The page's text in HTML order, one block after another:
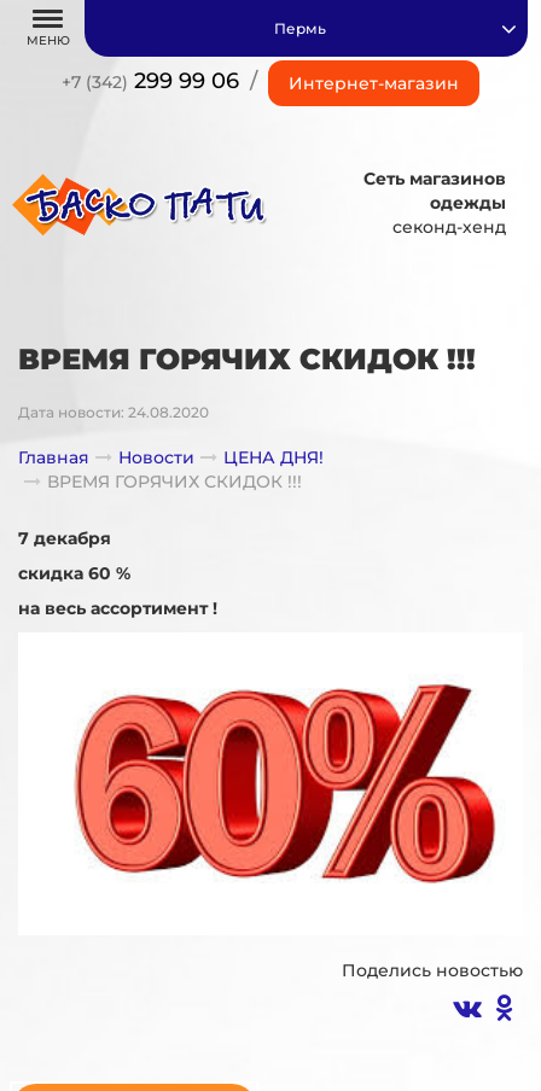
МЕНЮ
+7 (342) 299 99 06 / Интернет-магазин
Пермь
Сеть магазинов
одежды
секонд-хенд
ВРЕМЯ ГОРЯЧИХ СКИДОК !!!
Дата новости: 24.08.2020
Главная Новости
ЦЕНА ДНЯ!
ВРЕМЯ ГОРЯЧИХ СКИДОК !!!
7 декабря
скидка 60 %
на весь ассортимент !
Поделись новостью